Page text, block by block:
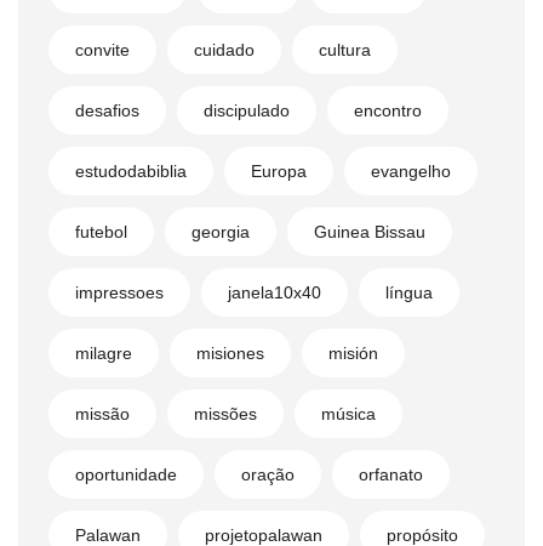
convite cuidado cultura
desafios discipulado encontro
estudodabiblia Europa evangelho
futebol georgia Guinea Bissau
impressoes janela10x40 língua
milagre misiones misión
missão missões música
oportunidade oração orfanato
Palawan projetopalawan propósito